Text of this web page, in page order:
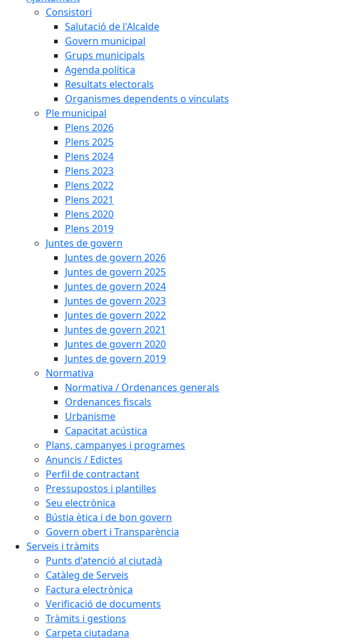
Consistori
Salutació de l'Alcalde
Govern municipal
Grups municipals
Agenda política
Resultats electorals
Organismes dependents o vinculats
Ple municipal
Plens 2026
Plens 2025
Plens 2024
Plens 2023
Plens 2022
Plens 2021
Plens 2020
Plens 2019
Juntes de govern
Juntes de govern 2026
Juntes de govern 2025
Juntes de govern 2024
Juntes de govern 2023
Juntes de govern 2022
Juntes de govern 2021
Juntes de govern 2020
Juntes de govern 2019
Normativa
Normativa / Ordenances generals
Ordenances fiscals
Urbanisme
Capacitat acústica
Plans, campanyes i programes
Anuncis / Edictes
Perfil de contractant
Pressupostos i plantilles
Seu electrònica
Bústia ètica i de bon govern
Govern obert i Transparència
Serveis i tràmits
Punts d'atenció al ciutadà
Catàleg de Serveis
Factura electrònica
Verificació de documents
Tràmits i gestions
Carpeta ciutadana